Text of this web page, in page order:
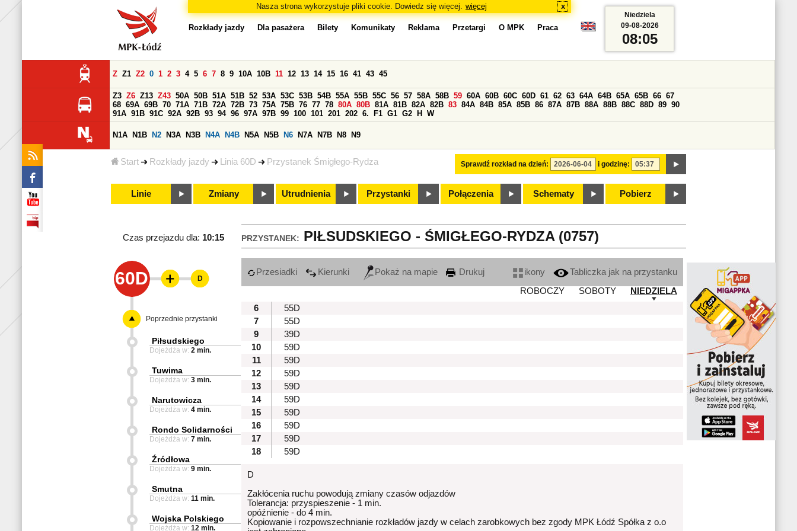
Nasza strona wykorzystuje pliki cookie. Dowiedz się więcej. więcej x
Start Rozkłady jazdy Linia 60D Przystanek Śmigłego-Rydza
Rozkłady jazdy Dla pasażera Bilety Komunikaty Reklama Przetargi O MPK Praca
Sprawdź rozkład na dzień: i godzinę:
Z Z1 Z2 0 1 2 3 4 5 6 7 8 9 10A 10B 11 12 13 14 15 16 41 43 45
Z3 Z6 Z13 Z43 50A 50B 51A 51B 52 53A 53C 53B 54B 55A 55B 55C 56 57 58A 58B 59 60A 60B 60C 60D 61 62 63 64A 64B 65A 65B 66 67
68 69A 69B 70 71A 71B 72A 72B 73 75A 75B 76 77 78 80A 80B 81A 81B 82A 82B 83 84A 84B 85A 85B 86 87A 87B 88A 88B 88C 88D 89 90
91A 91B 91C 92A 92B 93 94 96 97A 97B 99 100 101 201 202 6. F1 G1 G2 H W
N1A N1B N2 N3A N3B N4A N4B N5A N5B N6 N7A N7B N8 N9
Linie Zmiany Utrudnienia Przystanki Połączenia Schematy Pobierz
Niedziela
09-08-2026
08:05
PRZYSTANEK: PIŁSUDSKIEGO - ŚMIGŁEGO-RYDZA (0757)
Czas przejazdu dla: 10:15
60D Przesiadki Kierunki Pokaż na mapie Drukuj ikony
Tabliczka jak na przystanku
ROBOCZY
SOBOTY
NIEDZIELA
6
55D
7
55D
9
39D
10
59D
11
59D
12
59D
13
59D
14
59D
15
59D
16
59D
17
59D
18
59D
D
Zakłócenia ruchu powodują zmiany czasów odjazdów
Tolerancja: przyspieszenie - 1 min.
opóźnienie - do 4 min.
Kopiowanie i rozpowszechnianie rozkładów jazdy w celach zarobkowych bez zgody MPK Łódź Spółka z o.o
D
Poprzednie przystanki
Piłsudskiego
Dojeżdża w: 2 min.
Tuwima
Dojeżdża w: 3 min.
Narutowicza
Dojeżdża w: 4 min.
Rondo Solidarności
Dojeżdża w: 7 min.
Źródłowa
Dojeżdża w: 9 min.
Smutna
Dojeżdża w: 11 min.
Wojska Polskiego
Dojeżdża w: 12 min.